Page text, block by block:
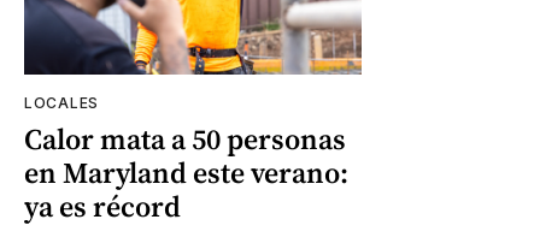
LOCALES
Calor mata a 50 personas
en Maryland este verano:
ya es récord